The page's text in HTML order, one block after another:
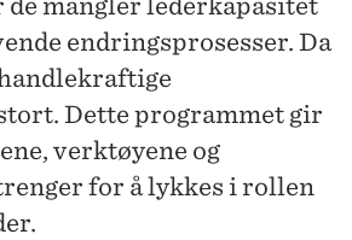
endringsprosesser. Da
Dette programmet gir
verktøyene og
for å lykkes i rollen